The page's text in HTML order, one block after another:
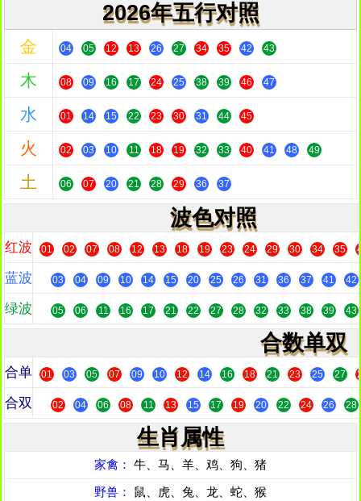
2026年五行对照
金 04 05 12 13 26 27 34 35 42 43
木 08 09 16 17 24 25 38 39 46 47
水 01 14 15 22 23 30 31 44 45
火 02 03 10 11 18 19 32 33 40 41 48 49
土 06 07 20 21 28 29 36 37
波色对照
红波 01 02 07 08 12 13 18 19 23 24 29 30 34 35
蓝波 03 04 09 10 14 15 20 25 26 31 36 37 41 42
绿波 05 06 11 16 17 21 22 27 28 32 33 38 39 43
合数单双
合单 01 03 05 07 09 10 12 14 16 18 21 23 25 27
合双 02 04 06 08 11 13 15 17 19 20 22 24 26 28
生肖属性
家禽： 牛、马、羊、鸡、狗、猪
野兽： 鼠、虎、兔、龙、蛇、猴